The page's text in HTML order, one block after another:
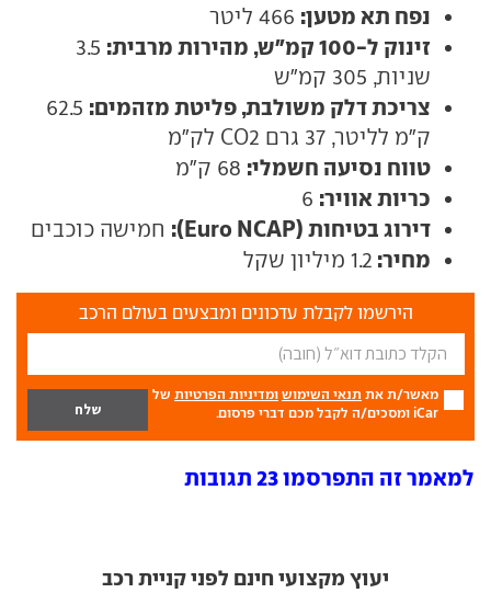
נפח תא מטען:
זינוק ל-100 קמ"ש, מהירות מרבית:
3.5
שניות, 305 קמ"ש
צריכת דלק משולבת, פליטת מזהמים: 62.5
ק"מ לליטר, 37 גרם CO2 לק"מ
טווח נסיעה חשמלי:
כריות אוויר:
דירוג בטיחות (Euro NCAP): חמישה כוכבים
מחיר: 1.2 מיליון שקל
הירשמו לקבלת עדכונים ומבצעים בעולם הרכב
מאשר/ת את תנאי השימוש ומדיניות הפרטיות של
iCar ומסכים/ה לקבל מכם דברי פרסום.
למאמר זה התפרסמו 23 תגובות
יעוץ מקצועי חינם לפני קניית רכב